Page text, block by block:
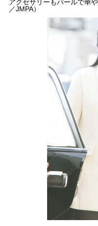
アクセサリーもパールで華
／JMPA）